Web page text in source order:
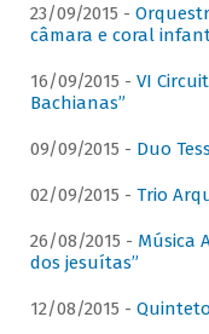
23/09/2015 -
câmara e coral
16/09/2015 - VI
Bachianas”
09/09/2015 - Duo
02/09/2015 - Trio
26/08/2015 - Música
dos jesuítas”
12/08/2015 -